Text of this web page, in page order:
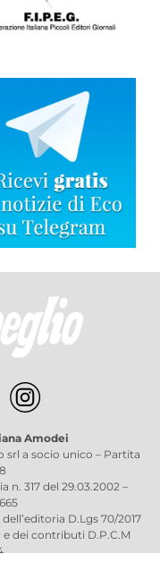
Amodei
srl a socio unico – Partita
n. 317 del 29.03.2002 –
D.Lgs 70/2017
e dei contributi D.P.C.M